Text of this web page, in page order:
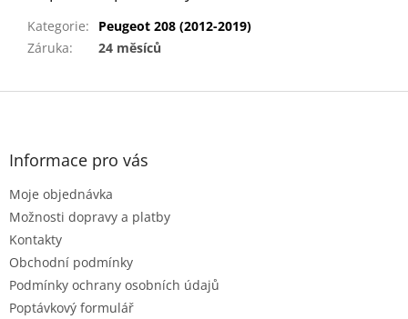
Kategorie:
Peugeot 208 (2012-2019)
Záruka: 24 měsíců
Z
Informace pro vás
Moje objednávka
Možnosti dopravy a platby
Kontakty
Obchodní podmínky
Podmínky ochrany osobních údajů
Poptávkový formulář